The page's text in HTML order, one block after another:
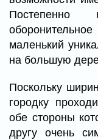
Постепенно
маленький
на большую
Поскольку
городку
обе стороны
другу очень